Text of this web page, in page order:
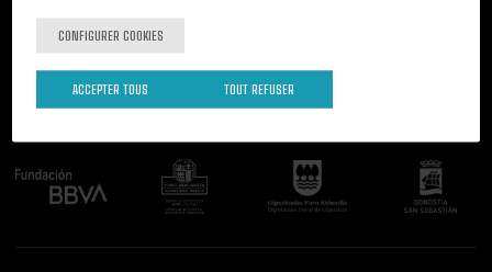
CONFIGURER COOKIES
TOUT REFUSER
ACCEPTER TOUS